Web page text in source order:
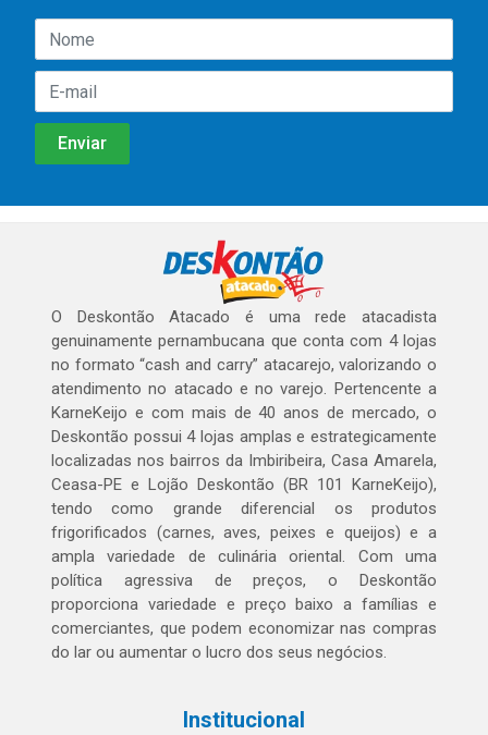
O Deskontão Atacado é uma rede atacadista
genuinamente pernambucana que conta com 4 lojas
no formato “cash and carry” atacarejo, valorizando o
atendimento no atacado e no varejo. Pertencente a
KarneKeijo e com mais de 40 anos de mercado, o
Deskontão possui 4 lojas amplas e estrategicamente
localizadas nos bairros da Imbiribeira, Casa Amarela,
Ceasa-PE e Lojão Deskontão (BR 101 KarneKeijo),
tendo como grande diferencial os produtos
frigorificados (carnes, aves, peixes e queijos) e a
ampla variedade de culinária oriental. Com uma
política agressiva de preços, o Deskontão
proporciona variedade e preço baixo a famílias e
comerciantes, que podem economizar nas compras
do lar ou aumentar o lucro dos seus negócios.
Institucional